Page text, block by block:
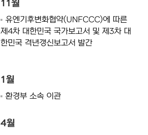
11월
유엔기후변화협약(UNFCCC)에 따른
제4차 대한민국 국가보고서 및 제3차 대
한민국 격년갱신보고서 발간
1월
환경부 소속 이관
4월